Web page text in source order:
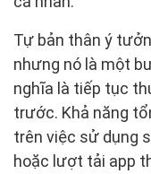
Tự bản thân ý
nhưng nó là một
nghĩa là tiếp tục
trước. Khả năng
trên việc sử dụng
hoặc lượt tải app